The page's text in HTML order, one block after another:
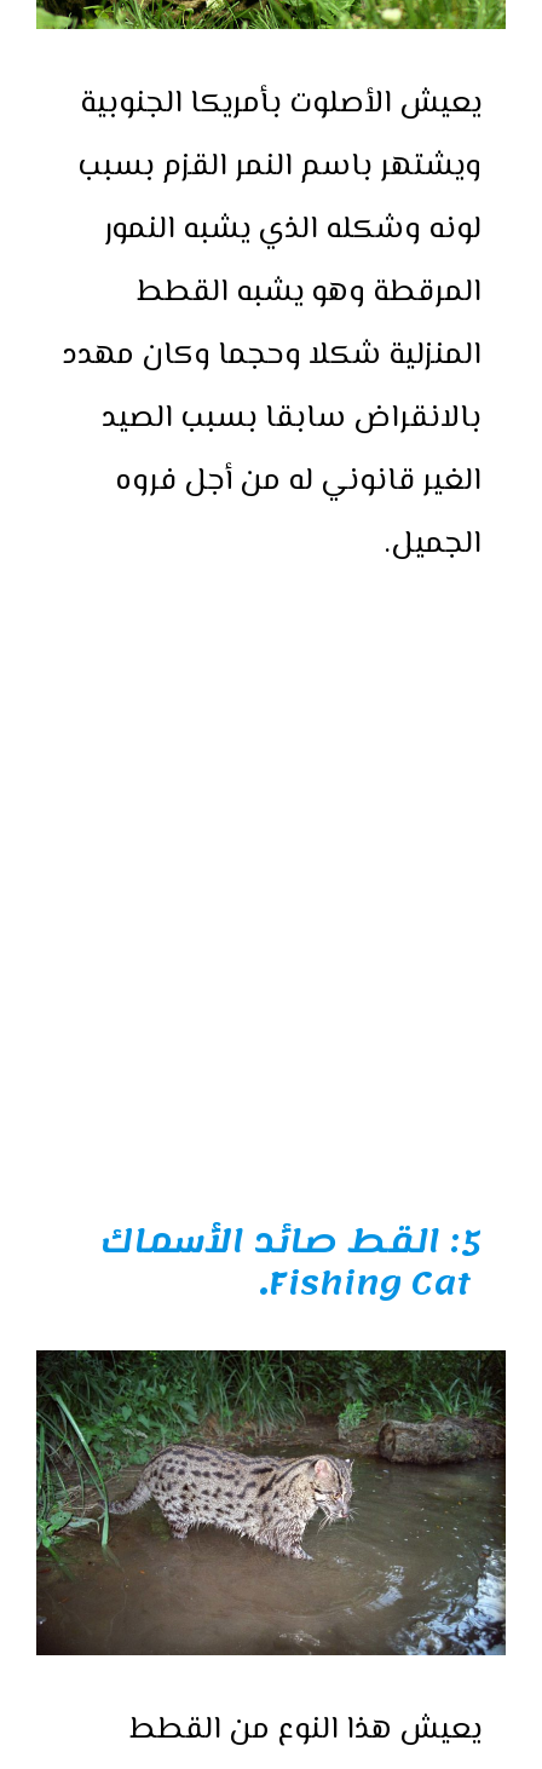
يعيش الأصلوت بأمريكا الجنوبية
ويشتهر باسم النمر القزم بسبب
لونه وشكله الذي يشبه النمور
المرقطة وهو يشبه القطط
المنزلية شكلا وحجما وكان مهدد
بالانقراض سابقا بسبب الصيد
الغير قانوني له من أجل فروه
الجميل.
5: القط صائد الأسماك
.
يعيش هذا النوع من القطط